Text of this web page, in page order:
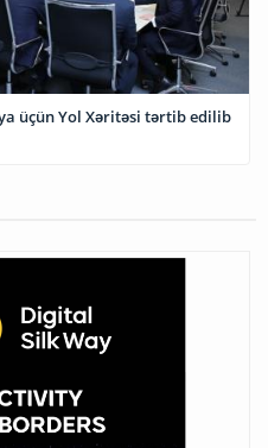
üçün Yol Xəritəsi tərtib edilib